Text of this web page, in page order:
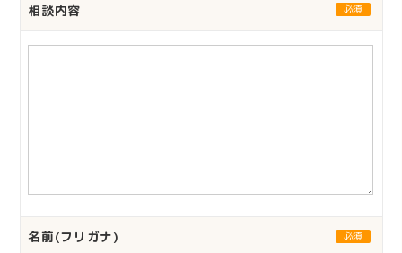
相談内容 必須
名前(フリガナ) 必須